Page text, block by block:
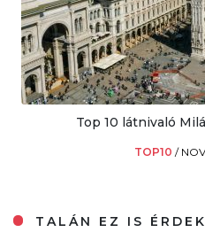
Top 10 látnivaló
TOP10 /
TALÁN EZ IS